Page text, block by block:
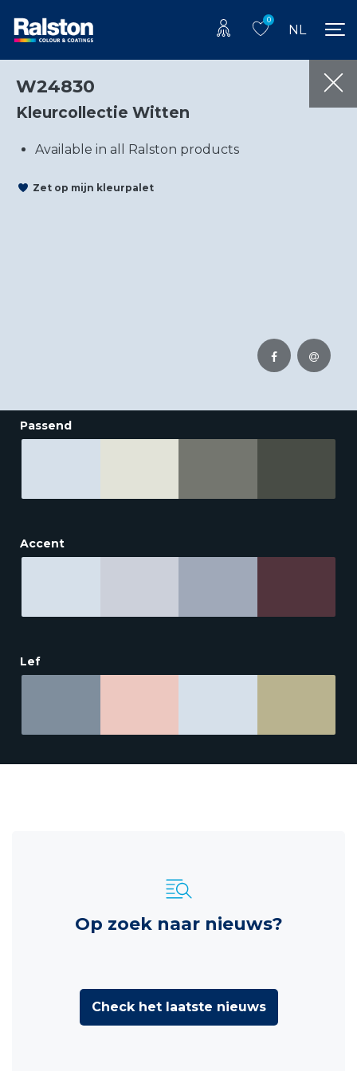
0
NL
W24830
Kleurcollectie Witten
Available in all Ralston products
Zet op mijn kleurpalet
Passend
Accent
Lef
Op zoek naar nieuws?
Check het laatste nieuws